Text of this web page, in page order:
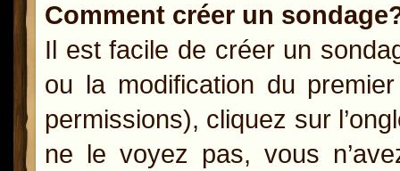
Comment créer un
Il est facile de créer un
ou la modification du
permissions), cliquez sur
ne le voyez pas, vous